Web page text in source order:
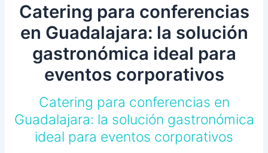
Catering para conferencias
en Guadalajara: la solución
gastronómica ideal para
eventos corporativos
Catering para conferencias en
Guadalajara: la solución gastronómica
ideal para eventos corporativos